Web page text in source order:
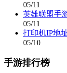
05/11
英雄联盟手
05/11
打印机IP地
05/10
手游排行榜